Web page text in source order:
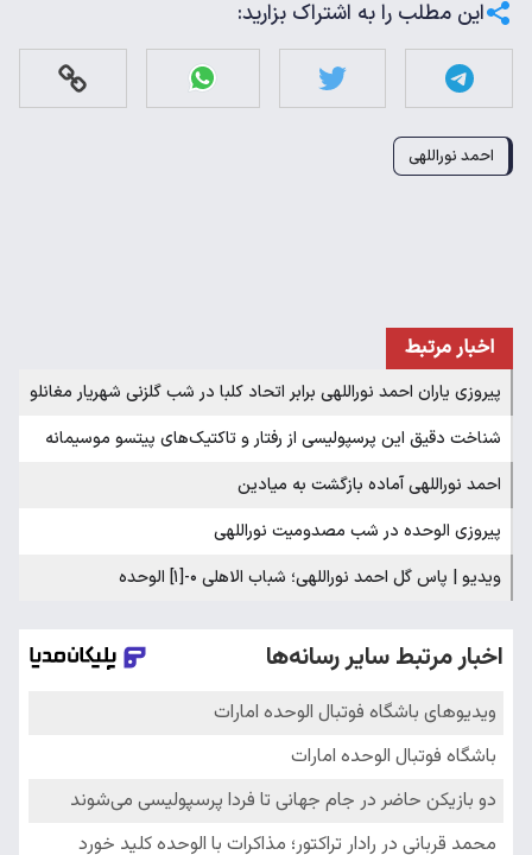
این مطلب را به اشتراک بزارید:
احمد نوراللهی
اخبار مرتبط
پیروزی یاران احمد نوراللهی برابر اتحاد کلبا در شب گلزنی شهریار مغانلو
شناخت دقیق این پرسپولیسی از رفتار و تاکتیک‌های پیتسو موسیمانه
احمد نوراللهی آماده بازگشت به میادین
پیروزی الوحده در شب مصدومیت نوراللهی
ویدیو | پاس گل احمد نوراللهی؛ شباب‌ الاهلی ۰-[۱] الوحده